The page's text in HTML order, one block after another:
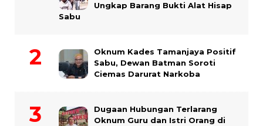
Ungkap Barang Bukti Alat Hisap
Sabu
Oknum Kades Tamanjaya Positif
Sabu, Dewan Batman Soroti
Ciemas Darurat Narkoba
Dugaan Hubungan Terlarang
Oknum Guru dan Istri Orang di